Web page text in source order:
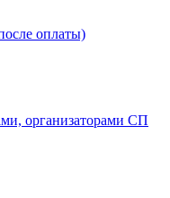
оплаты)
организаторами СП